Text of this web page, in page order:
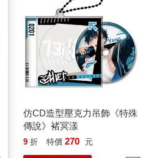
仿CD造型壓克力吊飾《特殊
傳說》褚冥漾
9 折 特價 270 元